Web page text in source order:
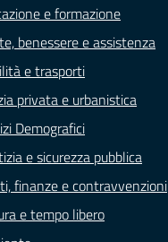
e formazione
benessere e assistenza
e trasporti
privata e urbanistica
Demografici
e sicurezza pubblica
finanze e contravvenzioni
e tempo libero